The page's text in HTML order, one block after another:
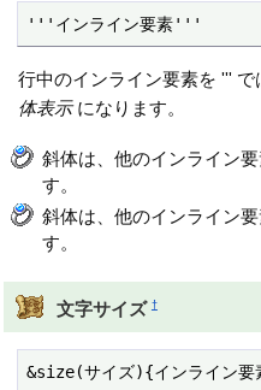
'''インライン要素'''
行中のインライン要素を '''
体表示になります。
斜体は、他のインライン
す。
斜体は、他のインライン
す。
文字サイズ †
&size(サイズ){インライン